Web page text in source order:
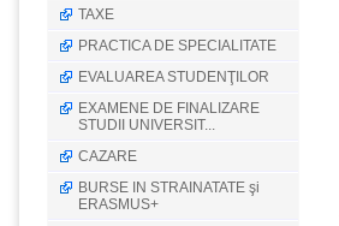
TAXE
PRACTICA DE SPECIALITATE
EVALUAREA STUDENŢILOR
EXAMENE DE FINALIZARE
STUDII UNIVERSIT...
CAZARE
BURSE IN STRAINATATE şi
ERASMUS+